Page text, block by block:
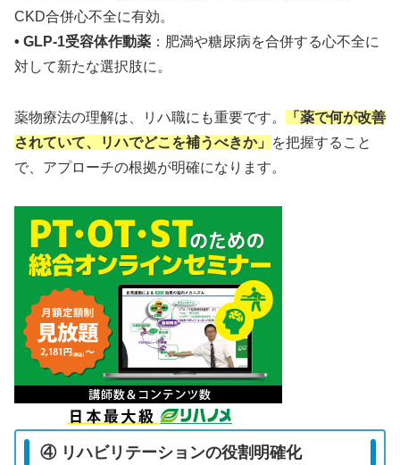
CKD合併心不全に有効。
• GLP-1受容体作動薬 ：肥満や糖尿病を合併する心不全に
対して新たな選択肢に。
薬物療法の理解は、リハ職にも重要です。
「薬で何が改善
されていて、リハでどこを補うべきか」
を把握すること
で、アプローチの根拠が明確になります。
④ リハビリテーションの役割明確化